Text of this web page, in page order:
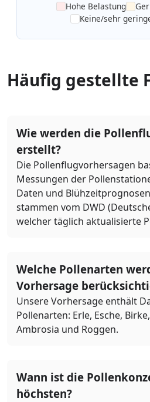
Hohe Belastung
Keine/sehr
Häufig gestellte
Wie werden die
erstellt?
Die Pollenflugvorhersagen
Messungen der
Daten und
stammen vom DWD
welcher täglich aktualisierte
Welche Pollenarten
Vorhersage
Unsere Vorhersage enthält
Pollenarten: Erle, Esche,
Ambrosia und Roggen.
Wann ist die
höchsten?